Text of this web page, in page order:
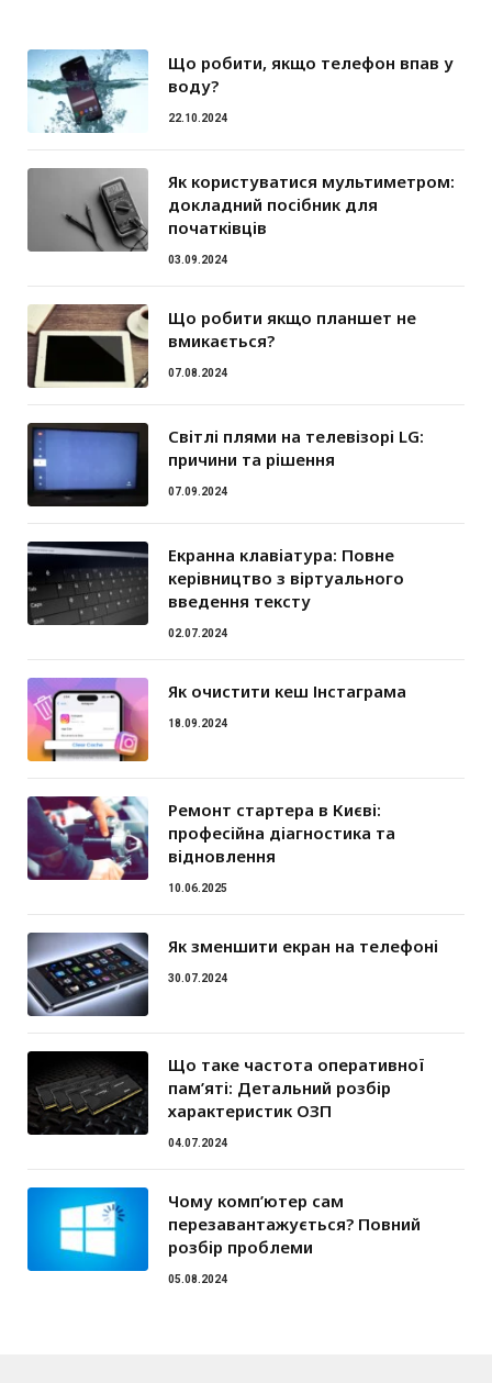
Що робити, якщо телефон впав у
воду?
22.10.2024
Як користуватися мультиметром:
докладний посібник для
початківців
03.09.2024
Що робити якщо планшет не
вмикається?
07.08.2024
Світлі плями на телевізорі LG:
причини та рішення
07.09.2024
Екранна клавіатура: Повне
керівництво з віртуального
введення тексту
02.07.2024
Як очистити кеш Інстаграма
18.09.2024
Ремонт стартера в Києві:
професійна діагностика та
відновлення
10.06.2025
Як зменшити екран на телефоні
30.07.2024
Що таке частота оперативної
пам’яті: Детальний розбір
характеристик ОЗП
04.07.2024
Чому комп’ютер сам
перезавантажується? Повний
розбір проблеми
05.08.2024